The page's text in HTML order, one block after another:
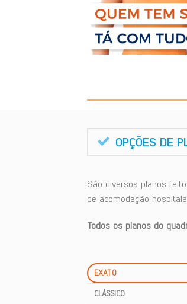
OPÇÕES DE
São diversos planos
de acomodação
Todos os planos do
EXATO
CLÁSSICO